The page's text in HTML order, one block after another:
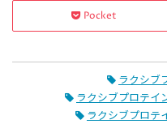
Pocket
ラクシブ
ラクシブプロテイ
ラクシブプロテ